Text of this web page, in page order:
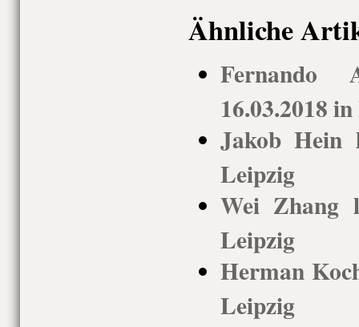
Ähnliche
Fernando
16.03.2018
Jakob Hein
Leipzig
Wei Zhang
Leipzig
Herman
Leipzig